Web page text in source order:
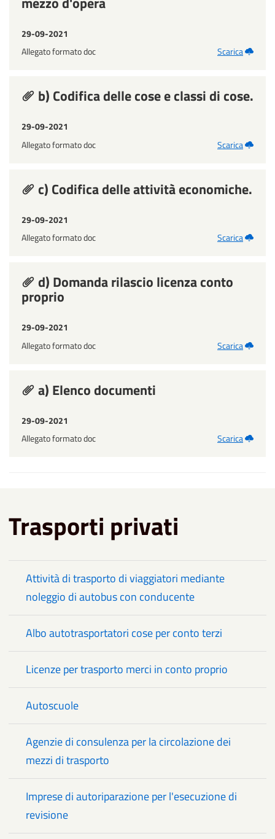
29-09-2021
Allegato formato doc
Scarica
b) Codifica delle cose e classi di cose.
29-09-2021
Allegato formato doc
Scarica
c) Codifica delle attività economiche.
29-09-2021
Allegato formato doc
Scarica
d) Domanda rilascio licenza conto
proprio
29-09-2021
Allegato formato doc
Scarica
a) Elenco documenti
29-09-2021
Allegato formato doc
Scarica
Trasporti privati
Attività di trasporto di viaggiatori mediante
noleggio di autobus con conducente
Albo autotrasportatori cose per conto terzi
Licenze per trasporto merci in conto proprio
Autoscuole
Agenzie di consulenza per la circolazione dei
mezzi di trasporto
Imprese di autoriparazione per l'esecuzione di
revisione